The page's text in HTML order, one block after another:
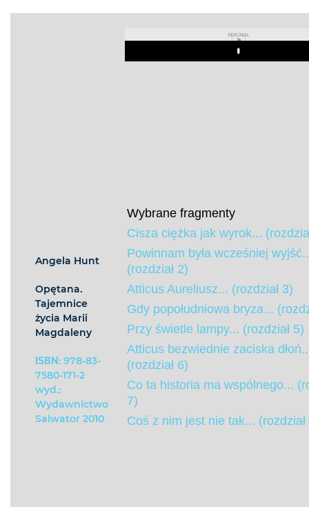
Angela Hunt
Opętana.
Tajemnice
życia Marii
Magdaleny
ISBN: 978-83-
7580-171-2
wyd.:
Wydawnictwo
Salwator 2010
REKLAMA
Play
Wybrane fragmenty
Cisza ciężka jak wyrok...
Powinnam była wcześniej
(rozdział 2)
Atticus Aureliusz... (rozdział 3)
Gdy popołudniowa bryza...
Przy świetle lampy... (rozdział 5)
Atticus bezwiednie zaciska
(rozdział 6)
Co ta historia ma wspólnego...
7)
Coś z nim jest nie tak... (rozdział